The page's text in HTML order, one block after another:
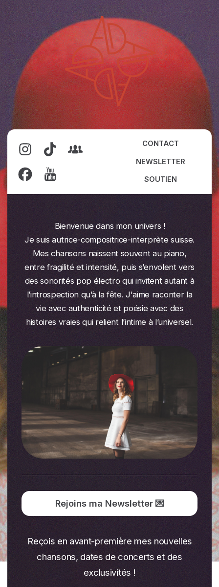
CONTACT
NEWSLETTER
SOUTIEN
Bienvenue dans mon univers !
Je suis autrice-compositrice-interprète suisse.
Mes chansons naissent souvent au piano,
entre fragilité et intensité, puis s’envolent vers
des sonorités pop électro qui invitent autant à
l’introspection qu’à la fête. J'aime raconter la
vie avec authenticité et poésie avec des
histoires vraies qui relient l’intime à l’universel.
Rejoins ma Newsletter 💌
Reçois en avant-première mes nouvelles
chansons, dates de concerts et des
exclusivités !